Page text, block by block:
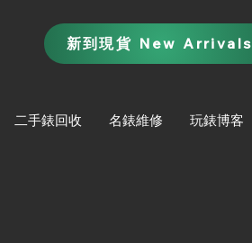
新到現貨 New Arrivals
二手錶回收 名錶維修 玩錶博客